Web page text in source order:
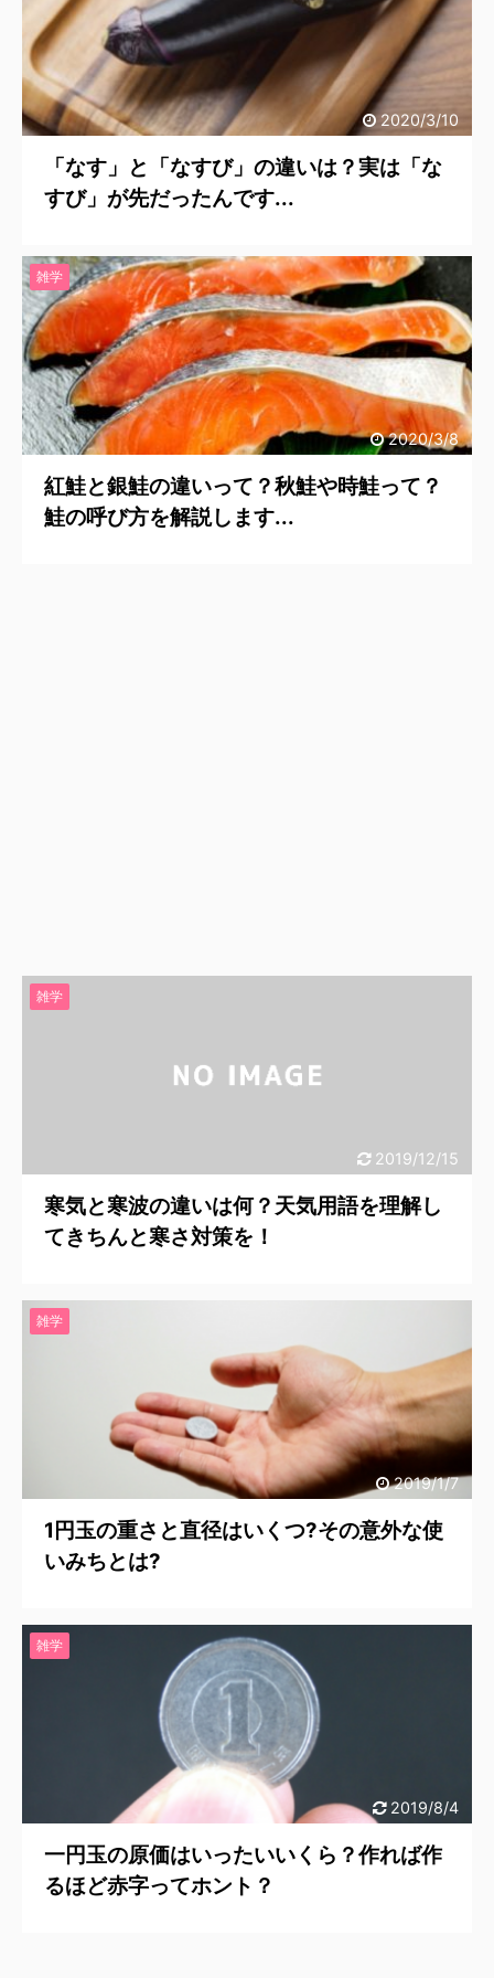
2020/3/10
「なす」と「なすび」の違いは？実は「な
すび」が先だったんです...
2020/3/8
雑学
紅鮭と銀鮭の違いって？秋鮭や時鮭って？
鮭の呼び方を解説します...
2019/12/15
雑学
寒気と寒波の違いは何？天気用語を理解し
てきちんと寒さ対策を！
2019/1/7
雑学
1円玉の重さと直径はいくつ?その意外な使
いみちとは?
2019/8/4
雑学
一円玉の原価はいったいいくら？作れば作
るほど赤字ってホント？